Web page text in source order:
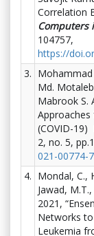
Correlation
Computers
104757,
https://
3.
Md.
Mabrook S.
(COVID-19)
2, no. 5,
021-00774-7
4. Mondal, C.,
Jawad,
2021,
Networks
Leukemia